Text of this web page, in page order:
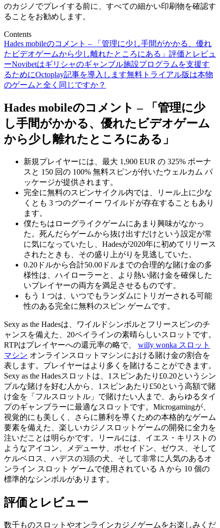
のカジノでプレイする前に、すべての細かい印刷物を確認す
ることをお勧めします。
Contents
Hades mobileのコメント – 「管理に少し手間がかかる、優れ
たビデオゲームから少し離れたところにある」 評価とレビュ
ーNovibetはギリシャのギャンブル施設プログラムを支援す
るためにOctoplay記事を導入します無料トライアル版は本物
のゲームと全く同じですか？
Hades mobileのコメント – 「管理に少
し手間がかかる、優れたビデオゲーム
から少し離れたところにある」
新規プレイヤーには、最大 1,900 EUR の 325% ボーナ
スと 150 回の 100% 無料スピンが付いたウェルカム パ
ッケージが提供されます。
完全に無料のスピンサイクル内では、リール上に少な
くとも 3 つのグーイー ワイルドが存在することもあり
ます。
僕たちはローグライクゲームにあまり興味がなかっ
た。死んだらゲームから抜け出すだけという設定が常
に気になっていたし、Hadesが2020年に初めてリリース
されたときも、その盛り上がりを見逃していた。
0.20ドルから合計50.00ドルまでの合理的な賭け金の多
様性は、ハイローラーと、より熱い賭け金を確保した
いプレイヤーの両方を満足させるものです。
もう 1 つは、いつでもランダムにトリガーされる可能
性のある完全に無料のスピン ゲームです。
Sexy as the Hadesは、ワイルドシンボルとフリースピンのチ
ャンスを備えた、20ペイラインの素晴らしいスロットです。
RTPはプレイヤーへの還元率の略で、 willy wonka スロット
マシン オンラインスロットマシンにおける賭け金の割合を
表します。プレイヤーはより多くを賭けることができます。
Sexy as the Hadesスロットは、1スピンあたり£0.20というシン
プルな賭けを好む人から、1スピンあたり£50という高額で賭
け金を「フルスロットル」で賭けたい人まで、あらゆるタイ
プのギャンブラーに最適なスロットです。Microgamingが、
視覚的にも美しく、さらに勝利を導くための本格的なゲーム
要素を備えた、楽しいカジノスロットゲームの開発に全力を
注いだことは明らかです。リールには、イエス・キリストの
ようなアイコン、メデューサ、ポセイドン、ゼウス、そして
ケルベロス、ハデスの3頭の犬、そして非常に人気のあるオ
ンライン スロット ゲームで使用されている A から 10 個の
標準的なシンボルがあります。
評価とレビュー
数千ものスロットやオンラインカジノゲームをお楽しみくだ